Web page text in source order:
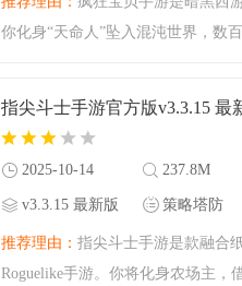
你化身“天命人”坠入混沌世界，数
行，搭配装备与宠物，体验策略博
指尖斗士手游官方版v3.3.15 最
2025-10-14 237.8M
v3.3.15 最新版 策略塔防
推荐理由： 指尖斗士手游是款融合
Roguelike手游。你将化身农场主，